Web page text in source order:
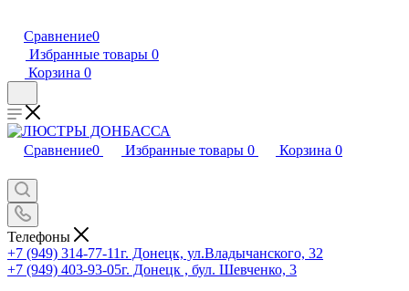
Сравнение0
Избранные товары 0
Корзина 0
Сравнение0 Избранные товары 0 Корзина 0
Телефоны
+7 (949) 314-77-11г. Донецк, ул.Владычанского, 32
+7 (949) 403-93-05г. Донецк , бул. Шевченко, 3